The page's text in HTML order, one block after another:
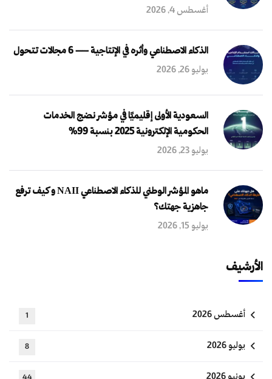
أغسطس 4, 2026
الذكاء الاصطناعي وأثره في الإنتاجية — 6 مجالات تتحول
يوليو 26, 2026
السعودية الأولى إقليميًا في مؤشر نضج الخدمات
الحكومية الإلكترونية 2025 بنسبة 99%
يوليو 23, 2026
ماهو المؤشر الوطني للذكاء الاصطناعي NAII و كيف ترفع
جاهزية جهتك؟
يوليو 15, 2026
الأرشيف
أغسطس 2026 1
يوليو 2026 8